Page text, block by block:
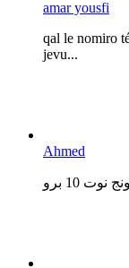
amar yousfi
qal le nomiro
jevu...
Ahmed